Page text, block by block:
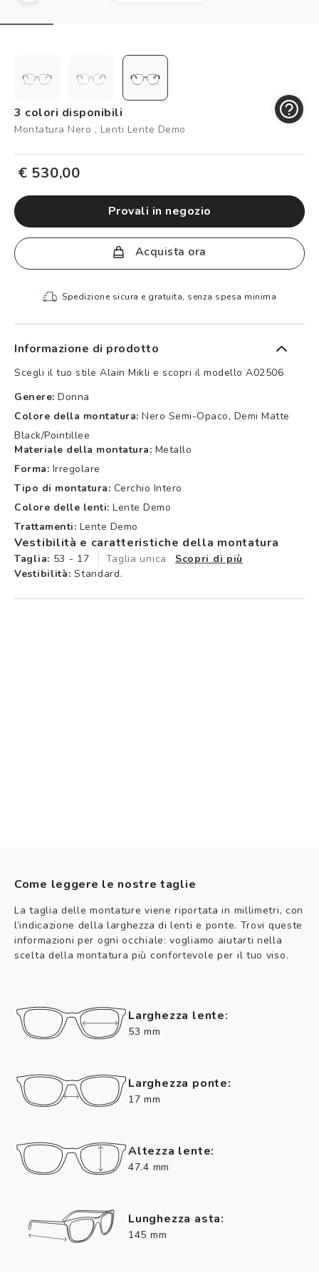
Controllo visivo
Logout
3 colori disponibili
Montatura Nero , Lenti Lente Demo
€ 530,00
provali in negozio
Acquista ora
Compra la tua montatura, ritirala in negozio
Informazione di prodotto
Scegli il tuo stile Alain Mikli e scopri il modello A02506
Genere: Donna
Colore della montatura: Nero Semi-Opaco, Demi Matte
Black/pointillee
Materiale della montatura: Metallo
Forma: Irregolare
Tipo di montatura: Cerchio Intero
Colore delle lenti: Lente Demo
Trattamenti: Lente Demo
Vestibilità e caratteristiche della montatura
Taglia: 53 - 17 Taglia unica
Scopri di più
Vestibilità: Standard.
Come leggere le nostre taglie
La taglia delle montature viene riportata in millimetri, con
l’indicazione della larghezza di lenti e ponte. Trovi queste
informazioni per ogni occhiale: vogliamo aiutarti nella
scelta della montatura più confortevole per il tuo viso.
Larghezza lente:
53 mm
Larghezza ponte:
17 mm
Altezza lente:
47.4 mm
Lunghezza asta:
145 mm